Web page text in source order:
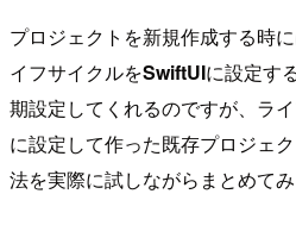
プロジェクトを新規作成する時
イフサイクルをSwiftUIに設定す
期設定してくれるのですが、ラ
に設定して作った既存プロジェ
法を実際に試しながらまとめてみ